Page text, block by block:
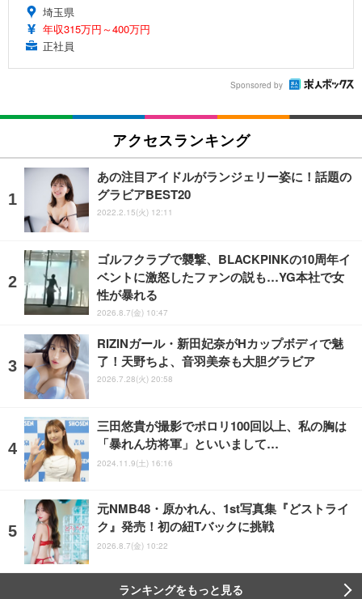
埼玉県
年収315万円～400万円
正社員
Sponsored by
アクセスランキング
あの注目アイドルがランジェリー姿に！話題の
グラビアBEST20
2022.2.15(火) 12:11
ゴルフクラブで襲撃、BLACKPINKの10周年イ
ベントに激怒したファンの説も…YG本社で女
性が暴れる
2026.8.7(金) 10:47
RIZINガール・新田妃奈がHカップボディで魅
了！天野ちよ、音羽美奈も大胆グラビア
2026.7.28(火) 20:58
三田悠貴が撮影でポロリ100回以上、私の胸は
「暴れん坊将軍」といいまして…
2024.11.9(土) 16:16
元NMB48・原かれん、1st写真集『どストライ
ク』発売！初の紐Tバックに挑戦
2026.8.7(金) 10:22
ランキングをもっと見る